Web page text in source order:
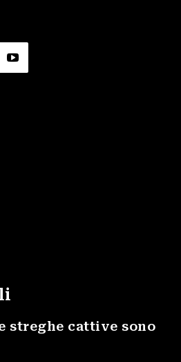
streghe cattive sono